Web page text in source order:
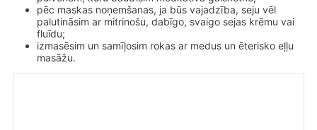
pēc maskas noņemšanas, ja būs vajadzība, seju vēl
palutināsim ar mitrinošu, dabīgo, svaigo sejas krēmu vai
fluīdu;
izmasēsim un samīļosim rokas ar medus un ēterisko eļļu
masāžu.